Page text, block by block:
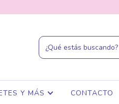
Y MÁS CONTACTO